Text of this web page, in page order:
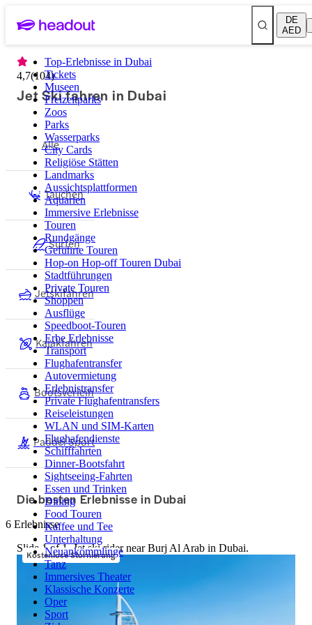
DE
AED
Top-Erlebnisse in Dubai
Tickets
Museen
Freizeitparks
Zoos
Parks
Wasserparks
City Cards
Religiöse Stätten
Landmarks
Aussichtsplattformen
Aquarien
Immersive Erlebnisse
Touren
Rundgänge
Geführte Touren
Hop-on Hop-off Touren Dubai
Stadtführungen
Private Touren
Shoppen
Ausflüge
Speedboot-Touren
Erbe Erlebnisse
Transport
Flughafentransfer
Autovermietung
Erlebnistransfer
Private Flughafentransfers
Reiseleistungen
WLAN und SIM-Karten
Flughafendienste
Schifffahrten
Dinner-Bootsfahrt
Sightseeing-Fahrten
Essen und Trinken
Dining
Food Touren
Kaffee und Tee
Unterhaltung
Neuankömmlinge
Tanz
Immersives Theater
Klassische Konzerte
Oper
Sport
4,7(104)
Jet Ski fahren in Dubai
Alle
Tauchen
Surfen
Jetskifahren
Kajakfahren
Bootsverleih
Paddel Sport
Die besten Erlebnisse in Dubai
6 Erlebnisse
Kostenlose Stornierung
Slide 1 of 1, Jet ski rider near Burj Al Arab in Dubai.